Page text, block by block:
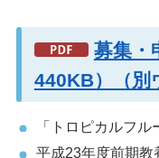
募集・
440KB）（別
「トロピカルフ
平成23年度前期教